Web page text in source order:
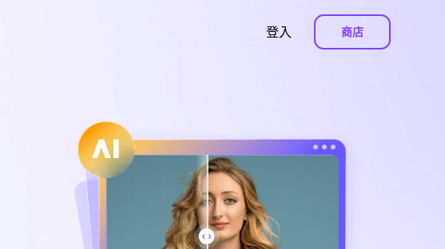
登入 商店